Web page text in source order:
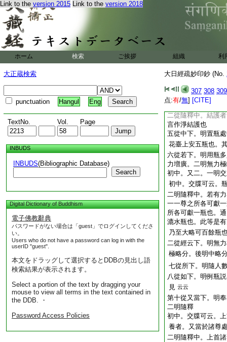
Link to the version 2015 Link to the version 2018
ホーム 検索 ご挨拶 組織 利
大正蔵検索
punctuation Hangul Eng
TextNo. Vol. Page
INBUDS
INBUDS(Bibliographic Database)
Search
Digital Dictionary of Buddhism
電子佛教辭典
パスワードがない場合は「guest」でログインしてくださ
い。
Users who do not have a password can log in with the
userID "guest".
本文をドラッグして選択するとDDBの見出し語
検索結果が表示されます。
Select a portion of the text by dragging your
mouse to view all terms in the text contained in
the DDB. ・
Password Access Policies
大日經疏妙印鈔 (No.
307 308 309
点:有/無] [CITE]
寶者謂瑚頗金銀商
三從又取下。明瓶
明隨釋
初中。交牒可云。
二明隨釋中。又取
餘妙塗香等之文也
四從結下。明結護
明隨釋
初中。交牒可云。
便等 云云
二從隨釋中。結護
言作淨結護也
五從中下。明置瓶
花臺上安五瓶也。
六從若下。明用瓶
力増廣。二明無力
初中。又二。一明
初中。交牒可云。
二明隨釋中。若有
一一尊之所各可獻
所各可獻一瓶也。
漉水瓶也。此等是
乃至大略可百餘瓶
二從經云下。明無
極略分。後明中略
七從所下。明隨人
八從如下。明例瓶
見 云云
第十從又當下。明
二明隨釋
初中。交牒可云。
養者。又當於諸尊
二明隨釋中。上首